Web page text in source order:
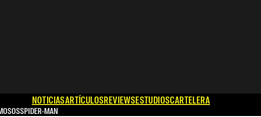
NOTICIASARTÍCULOSREVIEWSESTUDIOSCARTELERA
SPIDER-MAN